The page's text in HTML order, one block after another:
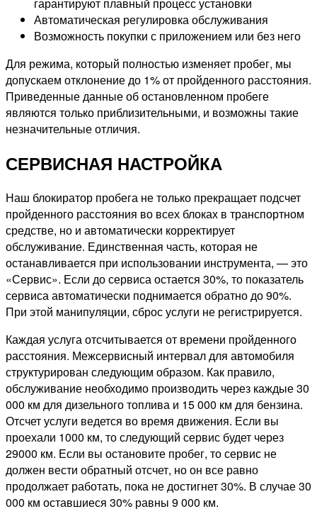
гарантируют плавный процесс установки
Автоматическая регулировка обслуживания
Возможность покупки с приложением или без него
Для режима, который полностью изменяет пробег, мы
допускаем отклонение до 1% от пройденного расстояния.
Приведенные данные об остановленном пробеге
являются только приблизительными, и возможны такие
незначительные отличия.
СЕРВИСНАЯ НАСТРОЙКА
Наш блокиратор пробега не только прекращает подсчет
пройденного расстояния во всех блоках в транспортном
средстве, но и автоматически корректирует
обслуживание. Единственная часть, которая не
останавливается при использовании инструмента, — это
«Сервис». Если до сервиса остается 30%, то показатель
сервиса автоматически поднимается обратно до 90%.
При этой манипуляции, сброс услуги не регистрируется.
Каждая услуга отсчитывается от времени пройденного
расстояния. Межсервисный интервал для автомобиля
структурирован следующим образом. Как правило,
обслуживание необходимо производить через каждые 30
000 км для дизельного топлива и 15 000 км для бензина.
Отсчет услуги ведется во время движения. Если вы
проехали 1000 км, то следующий сервис будет через
29000 км. Если вы остановите пробег, то сервис не
должен вести обратный отсчет, но он все равно
продолжает работать, пока не достигнет 30%. В случае 30
000 км оставшиеся 30% равны 9 000 км.